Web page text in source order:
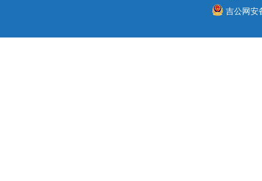
吉公网安